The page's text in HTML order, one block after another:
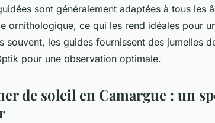
sont généralement adaptées à tous les
ornithologique, ce qui les rend idéales pour
souvent, les guides fournissent des jumelles
pour une observation optimale.
de soleil en Camargue : un